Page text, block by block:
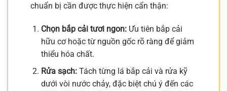
chuẩn bị cần được thực hiện cẩn thận:
Chọn bắp cải tươi ngon:Ưu tiên bắp cải
hữu cơ hoặc từ nguồn gốc rõ ràng để giảm
thiểu hóa chất.
Rửa sạch:Tách từng lá bắp cải và rửa kỹ
dưới vòi nước chảy, đặc biệt chú ý đến các